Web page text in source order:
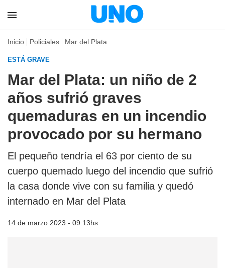
Inicio Policiales Mar del Plata
ESTÁ GRAVE
Mar del Plata: un niño de 2
años sufrió graves
quemaduras en un incendio
provocado por su hermano
El pequeño tendría el 63 por ciento de su
cuerpo quemado luego del incendio que sufrió
la casa donde vive con su familia y quedó
internado en Mar del Plata
14 de marzo 2023 - 09:13hs